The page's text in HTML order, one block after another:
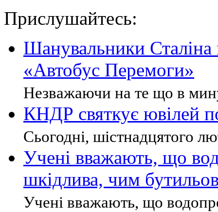
Прислушайтесь:
Шанувальники
«Автобус Перемоги»
Незважаючи на те що в
КНДР святкує ювілей
Сьогодні, шістнадцятого
Учені вважають, що
шкідлива, чим
Учені вважають, що